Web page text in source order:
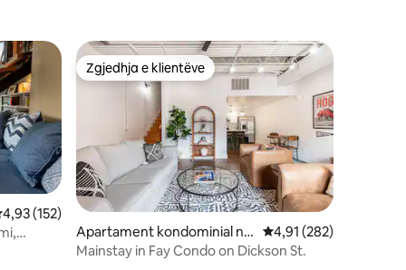
mesatar 4,93 nga 5, 152 vlerësime
4,93 (152)
Zgjedhja e klientëve
Zgjedhja e klientëve
Apartament kondominial në
Fayetteville
Vlerësimi mesatar
4,91 (282)
Mainstay in Fay Condo on Dickson St.